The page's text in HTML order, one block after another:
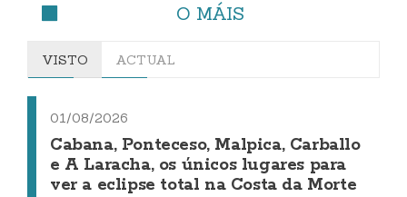
O MÁIS
VISTO ACTUAL
01/08/2026
Cabana, Ponteceso, Malpica, Carballo
e A Laracha, os únicos lugares para
ver a eclipse total na Costa da Morte